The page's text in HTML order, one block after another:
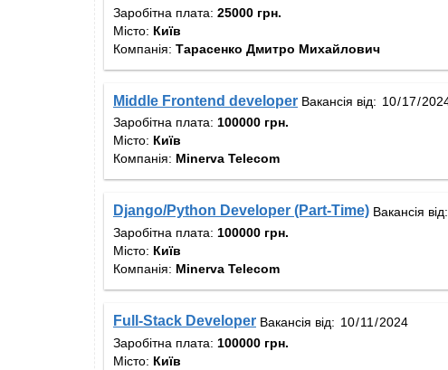
Заробітна плата: 25000 грн.
Місто: Київ
Компанія: Тарасенко Дмитро Михайлович
Middle Frontend developer Вакансія від:
Заробітна плата: 100000 грн.
Місто: Київ
Компанія: Minerva Telecom
Django/Python Developer (Part-Time) Вакансія від:
Заробітна плата: 100000 грн.
Місто: Київ
Компанія: Minerva Telecom
Full-Stack Developer Вакансія від:
Заробітна плата: 100000 грн.
Місто: Київ